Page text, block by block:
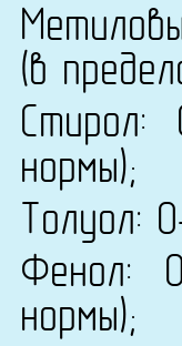
(в
Стирол:
нормы);
Толуол:
Фенол:
нормы);